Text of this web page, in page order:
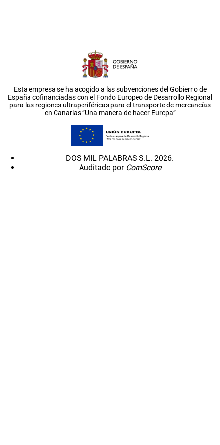
Esta empresa se ha acogido a las subvenciones del Gobierno de
España cofinanciadas con el Fondo Europeo de Desarrollo Regional
para las regiones ultraperiféricas para el transporte de mercancías
en Canarias.”Una manera de hacer Europa”
DOS MIL PALABRAS S.L. 2026.
Auditado por ComScore